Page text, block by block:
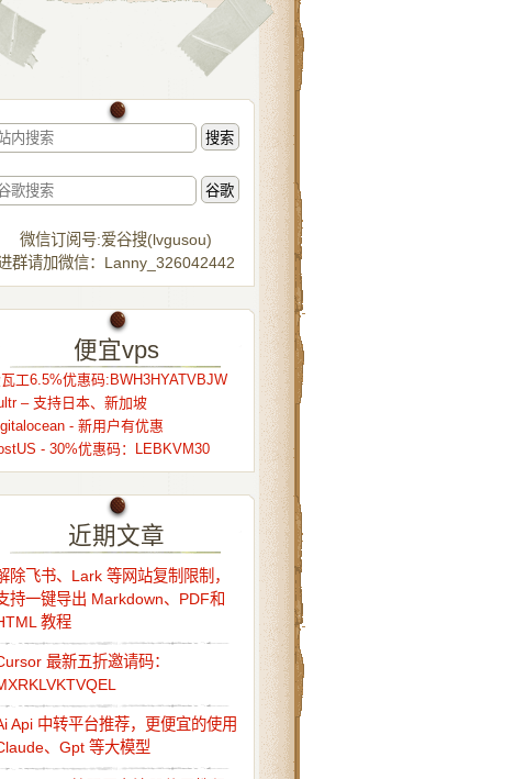
微信订阅号:爱谷搜(lvgusou)
群请加微信：Lanny_326042442
便宜vps
工6.5%优惠码:BWH3HYATVBJW
– 支持日本、新加坡
- 新用户有优惠
- 30%优惠码：LEBKVM30
近期文章
除飞书、Lark 等网站复制限制，
持一键导出 Markdown、PDF和
教程
最新五折邀请码：
Api 中转平台推荐，更便宜的使用
、Gpt 等大模型